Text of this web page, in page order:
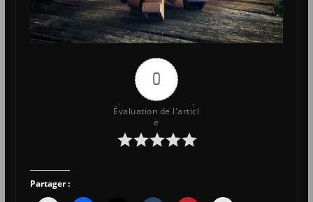
0
Évaluation de l'articl
e
Partager :